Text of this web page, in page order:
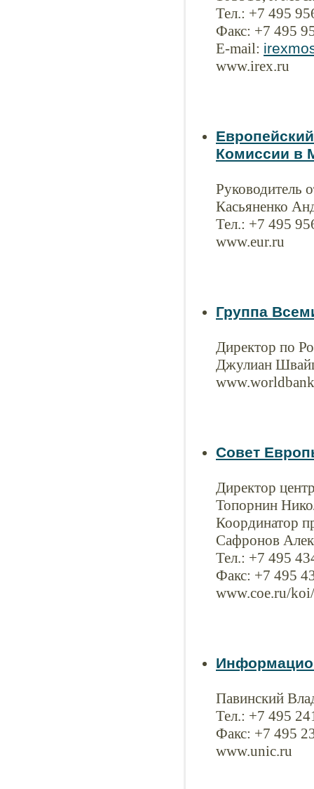
Тел.: +7 495
Факс: +7 495
E-mail:
www.irex.ru
Комиссии в
Руководитель
Касьяненко
Тел.: +7 495
www.eur.ru
Группа
Директор по
Джулиан
Совет
Директор
Топорнин
Координатор
Сафронов
Тел.: +7 495
Факс: +7 495
www.coe.ru/
Павинский
Тел.: +7 495
Факс: +7 495
www.unic.ru